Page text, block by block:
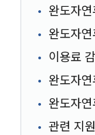
완도자
완도자
이용료
완도자
완도자
관련 지